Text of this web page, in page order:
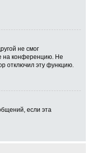
не смог
на конференцию. Не
отключил эту функцию.
если эта